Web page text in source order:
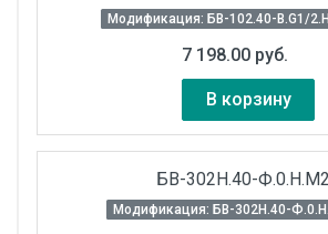
Модификация: БВ-102.40-В.G1/
7 198.00 руб.
В корзину
БВ-302Н.40-
Модификация: БВ-302Н.40-